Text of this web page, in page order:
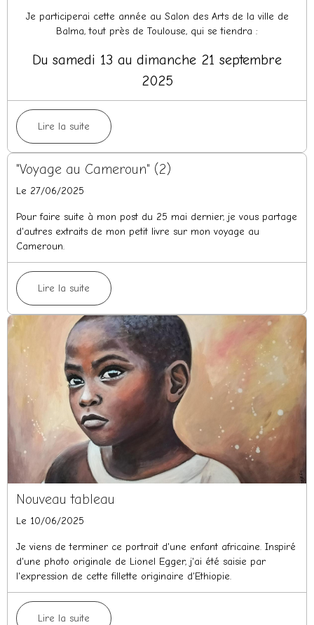
Je participerai cette année au Salon des Arts de la ville de
Balma, tout près de Toulouse, qui se tiendra :
Du samedi 13 au dimanche 21 septembre
2025
Lire la suite
"Voyage au Cameroun" (2)
Le 27/06/2025
Pour faire suite à mon post du 25 mai dernier, je vous partage
d'autres extraits de mon petit livre sur mon voyage au
Cameroun.
Lire la suite
Nouveau tableau
Le 10/06/2025
Je viens de terminer ce portrait d'une enfant africaine. Inspiré
d'une photo originale de Lionel Egger, j'ai été saisie par
l'expression de cette fillette originaire d'Ethiopie.
Lire la suite